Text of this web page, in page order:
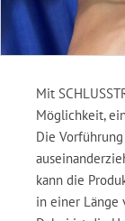
Mit
Möglichkeit,
Die
kann die
in einer Länge